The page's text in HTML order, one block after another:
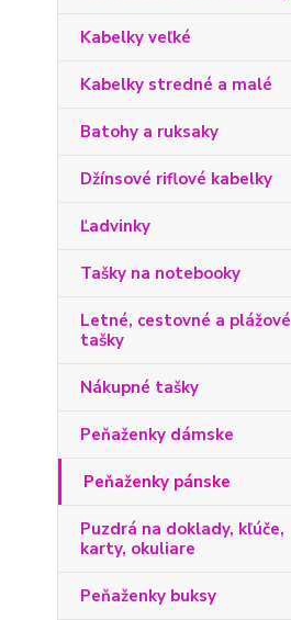
Kabelky veľké
Kabelky stredné a malé
Batohy a ruksaky
Džínsové riflové kabelky
Ľadvinky
Tašky na notebooky
Letné, cestovné a plážové
tašky
Nákupné tašky
Peňaženky dámske
Peňaženky pánske
Puzdrá na doklady, kľúče,
karty, okuliare
Peňaženky buksy